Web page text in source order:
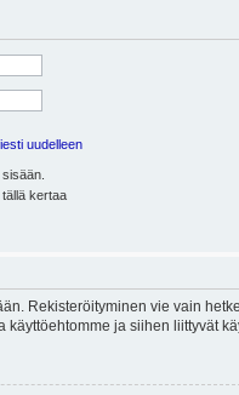
uudelleen
tällä kertaa
Rekisteröityminen vie vain
ja siihen liittyvät